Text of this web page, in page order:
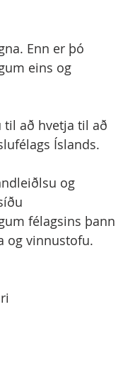
Enn er þó
eins og
til að hvetja til að
Íslands.
og
félagsins þann
og vinnustofu.